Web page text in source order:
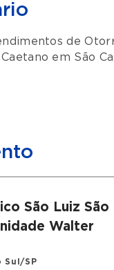
de
em São
São Luiz São
Walter
Sul/SP